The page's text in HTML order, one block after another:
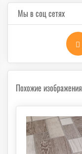
Мы в соц сетях
Похожие изображения